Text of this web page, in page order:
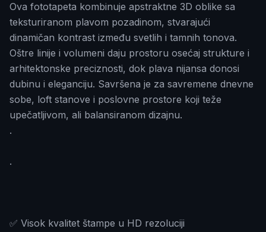
Ova fototapeta kombinuje apstraktne 3D oblike sa
teksturiranom plavom pozadinom, stvarajući
dinamičan kontrast između svetlih i tamnih tonova.
Oštre linije i volumeni daju prostoru osećaj strukture i
arhitektonske preciznosti, dok plava nijansa donosi
dubinu i eleganciju. Savršena je za savremene dnevne
sobe, loft stanove i poslovne prostore koji teže
upečatljivom, ali balansiranom dizajnu.
.
.
✅ Visok kvalitet štampe u HD rezoluciji